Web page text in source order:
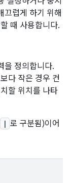
끄럽게 하기 위해
때 사용합니다.
을 정의합니다.
다 작은 경우 컨
할 위치를 나타
| 로 구분됨)이어